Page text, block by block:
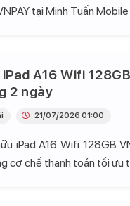
tại Minh Tuấn
A16 Wifi
2 ngày
iPad A16 Wifi 128GB
cơ chế thanh toán tối ưu
21/07/2026 01:00